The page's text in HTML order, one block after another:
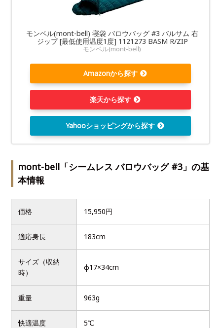
モンベル(mont-bell) 寝袋 バロウバッグ #3 バルサム 右
ジップ [最低使用温度1度] 1121273 BASM R/ZIP
モンベル(mont-bell)
Amazonから探す
楽天から探す
Yahooショッピングから探す
mont-bell「シームレス バロウバッグ #3」の基
本情報
価格 15,950円
適応身長 183cm
サイズ（収納
時）
φ17×34cm
重量 963g
快適温度 5℃